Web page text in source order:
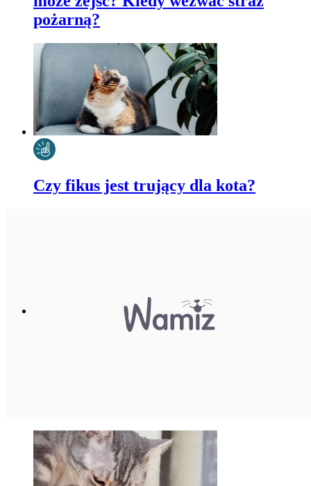
pożarną?
Czy fikus jest trujący dla kota?